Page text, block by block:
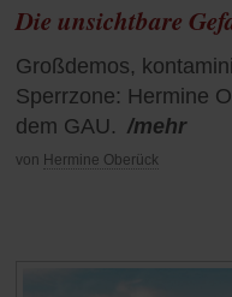
Die unsichtbare
Großdemos,
Sperrzone: Hermine
dem GAU. /mehr
von Hermine Oberück